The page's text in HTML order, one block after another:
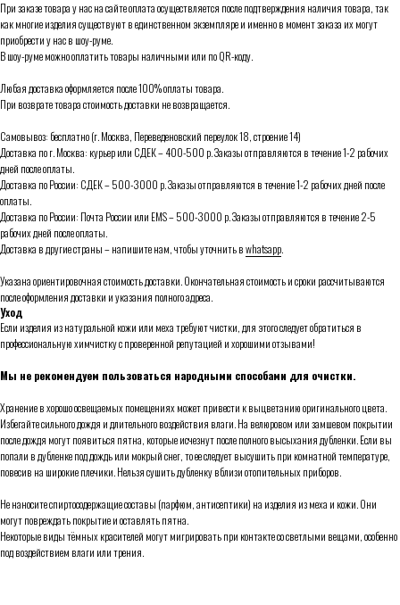
При заказе товара у нас на сайте оплата осуществляется после подтверждения наличия товара, так
как многие изделия существуют в единственном экземпляре и именно в момент заказа их могут
приобрести у нас в шоу-руме.
В шоу-руме можно оплатить товары наличными или по QR-коду.
Любая доставка оформляется после 100% оплаты товара.
При возврате товара стоимость доставки не возвращается.
Самовывоз: бесплатно (г. Москва, Переведеновский переулок 18, строение 14)
Доставка по г. Москва: курьер или СДЕК – 400-500 р. Заказы отправляются в течение 1-2 рабочих
дней после оплаты.
Доставка по России: СДЕК – 500-3000 р. Заказы отправляются в течение 1-2 рабочих дней после
оплаты.
Доставка по России: Почта России или ЕMS – 500-3000 р. Заказы отправляются в течение 2-5
рабочих дней после оплаты.
Доставка в другие страны – напишите нам, чтобы уточнить вwhatsapp.
Указана ориентировочная стоимость доставки. Окончательная стоимость и сроки рассчитываются
после оформления доставки и указания полного адреса.
Уход
Если изделия из натуральной кожи или меха требуют чистки, для этого следует обратиться в
профессиональную химчистку с проверенной репутацией и хорошими отзывами!
Мы не рекомендуем пользоваться народными способами для очистки.
Хранение в хорошо освещаемых помещениях может привести к выцветанию оригинального цвета.
Избегайте сильного дождя и длительного воздействия влаги. На велюровом или замшевом покрытии
после дождя могут появиться пятна, которые исчезнут после полного высыхания дубленки. Если вы
попали в дубленке под дождь или мокрый снег, то ее следует высушить при комнатной температуре,
повесив на широкие плечики. Нельзя сушить дубленку вблизи отопительных приборов.
Не наносите спиртосодержащие составы (парфюм, антисептики) на изделия из меха и кожи. Они
могут повреждать покрытие и оставлять пятна.
Некоторые виды тёмных красителей могут мигрировать при контакте со светлыми вещами, особенно
под воздействием влаги или трения.